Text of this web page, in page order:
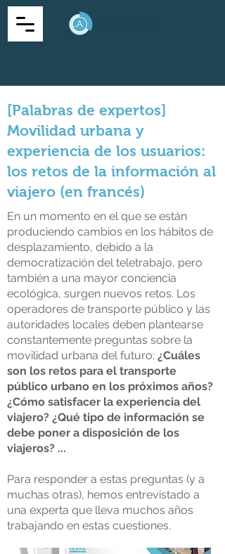
[Palabras de expertos]
Movilidad urbana y
experiencia de los usuarios:
los retos de la información al
viajero (en francés)
En un momento en el que se están
produciendo cambios en los hábitos de
desplazamiento, debido a la
democratización del teletrabajo, pero
también a una mayor conciencia
ecológica, surgen nuevos retos. Los
operadores de transporte público y las
autoridades locales deben plantearse
constantemente preguntas sobre la
movilidad urbana del futuro: ¿Cuáles
son los retos para el transporte
público urbano en los próximos años?
¿Cómo satisfacer la experiencia del
viajero? ¿Qué tipo de información se
debe poner a disposición de los
viajeros? ...
Para responder a estas preguntas (y a
muchas otras), hemos entrevistado a
una experta que lleva muchos años
trabajando en estas cuestiones.